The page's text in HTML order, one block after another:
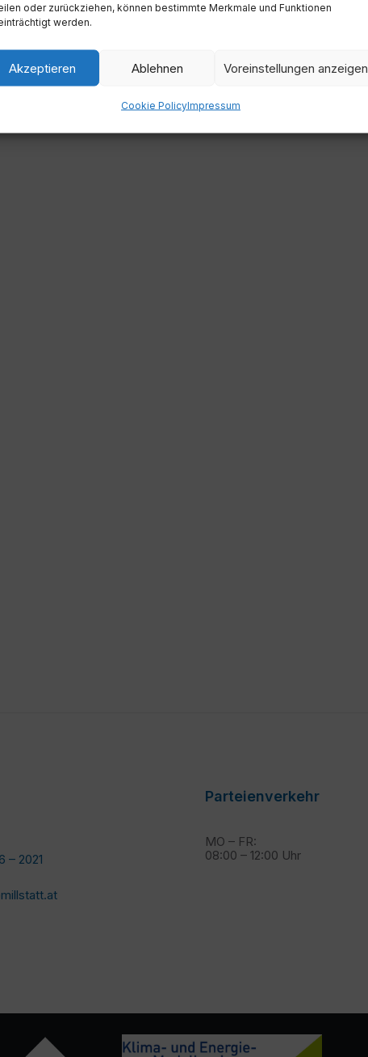
oder zurückziehen, können bestimmte Merkmale und Funktionen
werden.
Akzeptieren Ablehnen Voreinstellungen anzeigen
Cookie PolicyImpressum
– 2021
Parteienverkehr
MO – FR:
08:00 – 12:00 Uhr